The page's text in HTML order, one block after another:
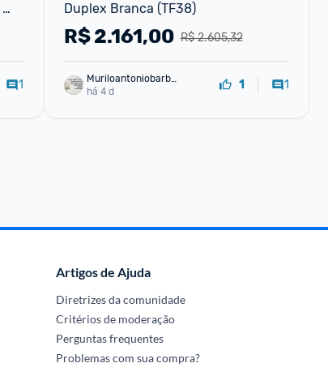
1
Duplex Branca (TF38)
R$ 2.605,32
R$2.161,00
Muriloantoniobarbo
sa
há 4 d 1 1
Artigos de Ajuda
Diretrizes da comunidade
Critérios de moderação
Perguntas frequentes
Problemas com sua compra?